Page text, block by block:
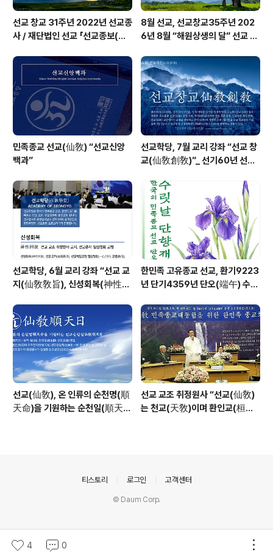
선교 창교 31주년 2022년 선교종
사 / 재단법인 선교 「선교종보(仙
8월 선교, 선교창교35주년 202
6년 8월 “해원상생의 달” 선교 법
민족종교 선교(仙敎) “선교신앙
백과”
선교학당, 7월 교리 강좌 “선교 창
교(仙敎創敎)”_ 선기60년 선교
선교학당, 6월 교리 강좌 “선교 교
지(仙敎敎旨), 신성회복(神性回
열린학당
한민족 고유종교 선교, 환기9223
년 단기4359년 단오(端午) 수릿
사님 신성교화법문
선교(仙敎), 온 인류의 순천명(順
天命)을 기원하는 순천일(順天
선교 교조 취정원사 “선교(仙敎)
는 천교(天敎)이며 환인교(桓因
4 0
티스토리 로그인 고객센터
© Daum Corp.